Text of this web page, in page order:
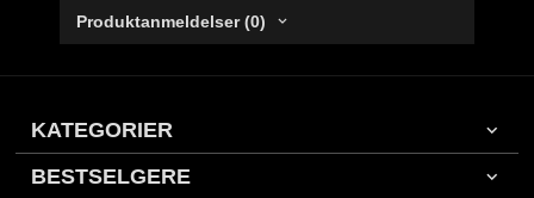
Produktanmeldelser (0)
KATEGORIER
BESTSELGERE